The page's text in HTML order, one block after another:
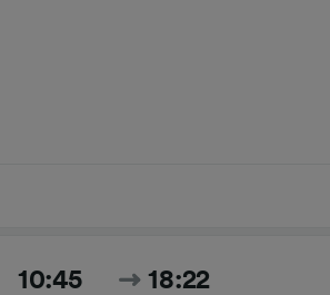
10:45 18:22